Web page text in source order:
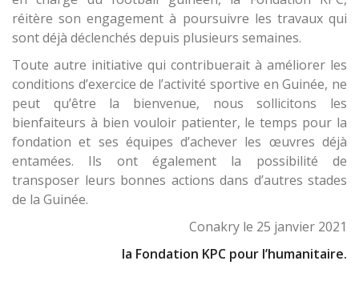
réitère son engagement à poursuivre les travaux qui
sont déjà déclenchés depuis plusieurs semaines.
Toute autre initiative qui contribuerait à améliorer les
conditions d’exercice de l’activité sportive en Guinée, ne
peut qu’être la bienvenue, nous sollicitons les
bienfaiteurs à bien vouloir patienter, le temps pour la
fondation et ses équipes d’achever les œuvres déjà
entamées. Ils ont également la possibilité de
transposer leurs bonnes actions dans d’autres stades
de la Guinée.
Conakry le 25 janvier 2021
la Fondation KPC pour l’humanitaire.